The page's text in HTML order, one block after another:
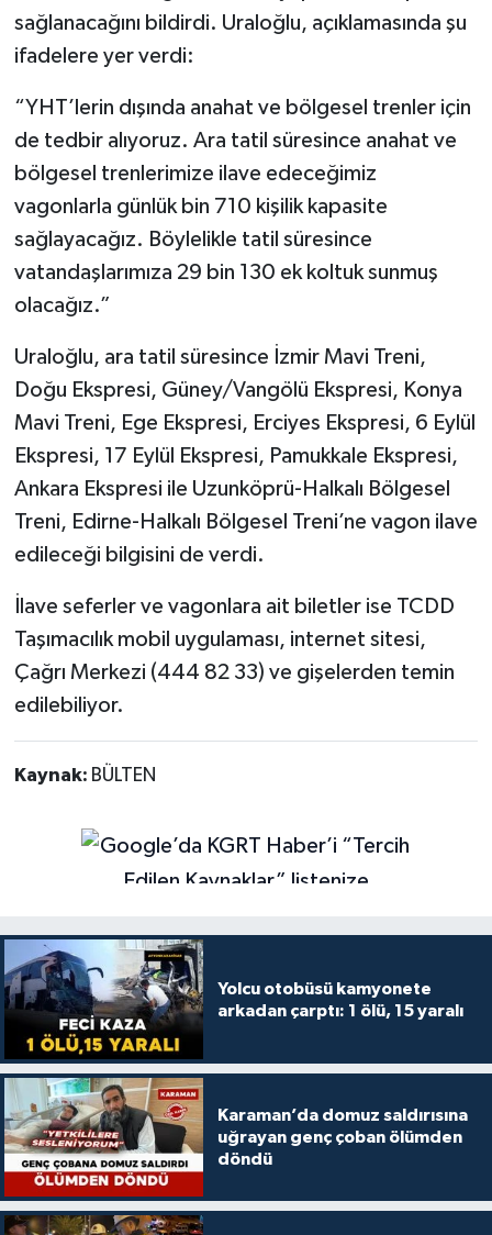
sağlanacağını bildirdi. Uraloğlu, açıklamasında şu
ifadelere yer verdi:
“YHT’lerin dışında anahat ve bölgesel trenler için
de tedbir alıyoruz. Ara tatil süresince anahat ve
bölgesel trenlerimize ilave edeceğimiz
vagonlarla günlük bin 710 kişilik kapasite
sağlayacağız. Böylelikle tatil süresince
vatandaşlarımıza 29 bin 130 ek koltuk sunmuş
olacağız.”
Uraloğlu, ara tatil süresince İzmir Mavi Treni,
Doğu Ekspresi, Güney/Vangölü Ekspresi, Konya
Mavi Treni, Ege Ekspresi, Erciyes Ekspresi, 6 Eylül
Ekspresi, 17 Eylül Ekspresi, Pamukkale Ekspresi,
Ankara Ekspresi ile Uzunköprü-Halkalı Bölgesel
Treni, Edirne-Halkalı Bölgesel Treni’ne vagon ilave
edileceği bilgisini de verdi.
İlave seferler ve vagonlara ait biletler ise TCDD
Taşımacılık mobil uygulaması, internet sitesi,
Çağrı Merkezi (444 82 33) ve gişelerden temin
edilebiliyor.
Kaynak: BÜLTEN
Yolcu otobüsü kamyonete
arkadan çarptı: 1 ölü, 15 yaralı
Karaman’da domuz saldırısına
uğrayan genç çoban ölümden
döndü